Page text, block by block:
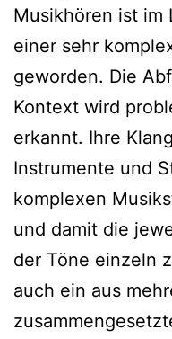
Musikhören ist im
einer sehr
geworden. Die
Kontext wird
erkannt. Ihre
Instrumente und
komplexen
und damit die
der Töne einzeln
auch ein aus